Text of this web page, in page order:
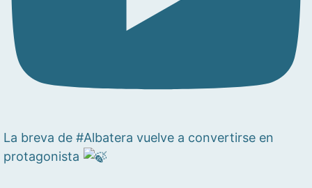
La breva de #Albatera vuelve a convertirse en
protagonista